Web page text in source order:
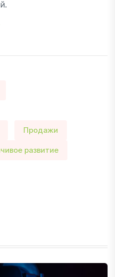
Продажи
развитие